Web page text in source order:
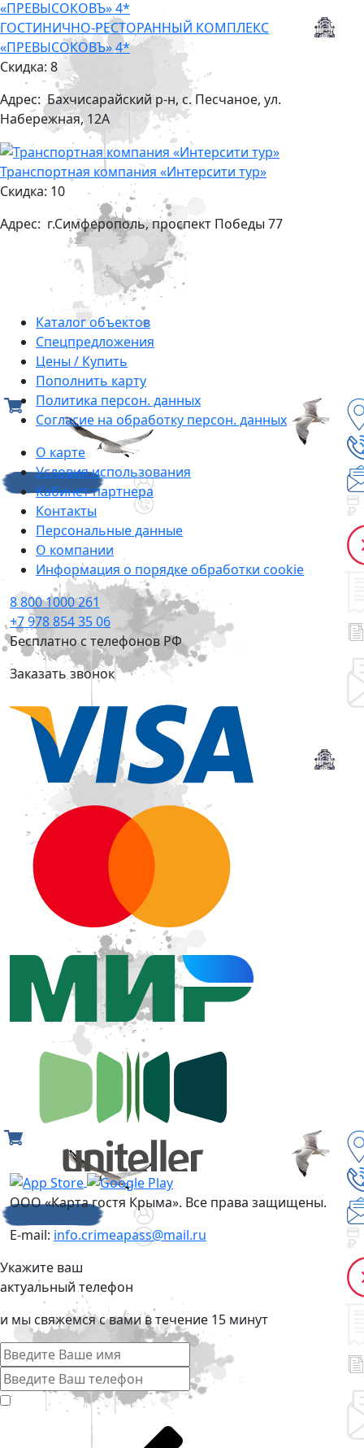
ГОСТИНИЧНО-РЕСТОРАННЫЙ КОМПЛЕКС
«ПРЕВЫСОКОВЪ» 4*
Скидка: 8
Адрес:Бахчисарайский р-н, с. Песчаное, ул.
Набережная, 12А
Транспортная компания «Интерсити тур»
Скидка: 10
Адрес: г.Симферополь, проспект Победы 77
Каталог объектов
Cпецпредложения
Цены / Купить
Пополнить карту
Политика персон. данных
Согласие на обработку персон. данных
О карте
Условия использования
Кабинет партнера
Контакты
Персональные данные
О компании
Информация о порядке обработки cookie
8 800 1000 261
+7 978 854 35 06
Бесплатно с телефонов РФ
Заказать звонок
ООО «Карта гостя Крыма». Все права защищены.
E-mail: info.crimeapass@mail.ru
Укажите ваш
актуальный телефон
и мы свяжемся с вами в течение 15 минут